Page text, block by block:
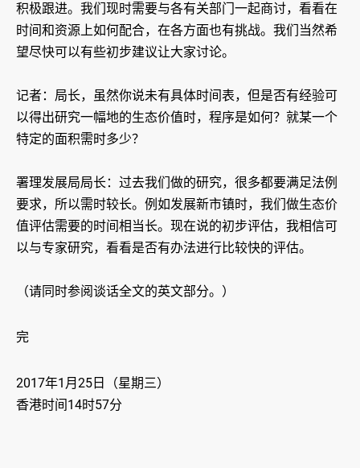
积极跟进。我们现时需要与各有关部门一起商讨，看看在
时间和资源上如何配合，在各方面也有挑战。我们当然希
望尽快可以有些初步建议让大家讨论。
记者：局长，虽然你说未有具体时间表，但是否有经验可
以得出研究一幅地的生态价值时，程序是如何？就某一个
特定的面积需时多少？
署理发展局局长：过去我们做的研究，很多都要满足法例
要求，所以需时较长。例如发展新市镇时，我们做生态价
值评估需要的时间相当长。现在说的初步评估，我相信可
以与专家研究，看看是否有办法进行比较快的评估。
（请同时参阅谈话全文的英文部分。）
完
2017年1月25日（星期三）
香港时间14时57分